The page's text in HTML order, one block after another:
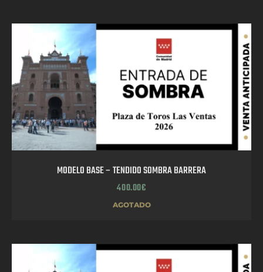
MODELO BASE – TENDIDO SOMBRA BARRERA
400.00€
AGOTADO